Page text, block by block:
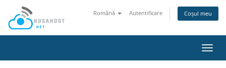
Română Autentificare Coșul meu